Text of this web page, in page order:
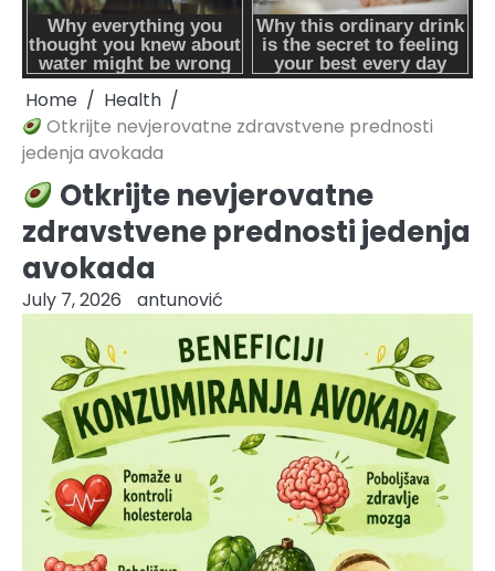
Home
Health
Otkrijte nevjerovatne zdravstvene prednosti
jedenja avokada
Otkrijte nevjerovatne
zdravstvene prednosti jedenja
avokada
July 7, 2026 antunović